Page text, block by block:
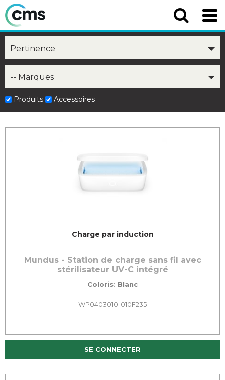
Pertinence
-- Marques
Produits Accessoires
Charge par induction
Mundus - Station de charge sans fil avec
stérilisateur UV-C intégré
Coloris: Blanc
WP0403010-010F235
SE CONNECTER